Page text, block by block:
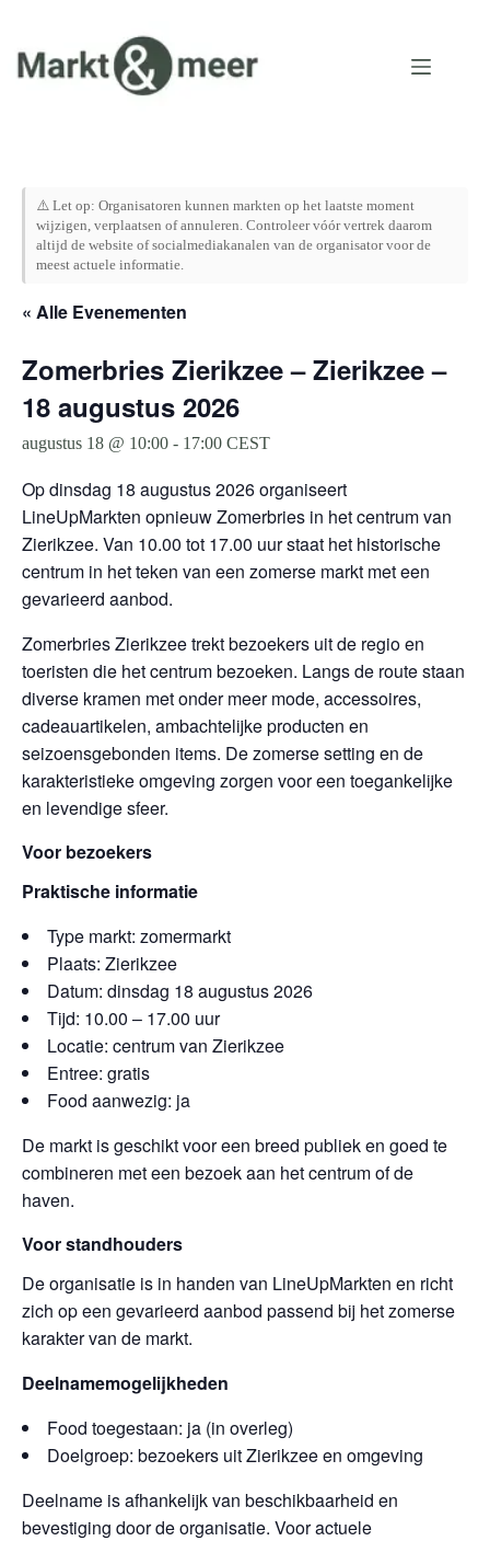
inhoud
⚠️ Let op: Organisatoren kunnen markten op het laatste moment
wijzigen, verplaatsen of annuleren. Controleer vóór vertrek daarom
altijd de website of socialmediakanalen van de organisator voor de
meest actuele informatie.
« Alle Evenementen
Zomerbries Zierikzee – Zierikzee –
18 augustus 2026
augustus 18 @ 10:00 - 17:00 CEST
Op dinsdag 18 augustus 2026 organiseert
LineUpMarkten opnieuw Zomerbries in het centrum van
Zierikzee. Van 10.00 tot 17.00 uur staat het historische
centrum in het teken van een zomerse markt met een
gevarieerd aanbod.
Zomerbries Zierikzee trekt bezoekers uit de regio en
toeristen die het centrum bezoeken. Langs de route staan
diverse kramen met onder meer mode, accessoires,
cadeauartikelen, ambachtelijke producten en
seizoensgebonden items. De zomerse setting en de
karakteristieke omgeving zorgen voor een toegankelijke
en levendige sfeer.
Voor bezoekers
Praktische informatie
Type markt: zomermarkt
Plaats: Zierikzee
Datum: dinsdag 18 augustus 2026
Tijd: 10.00 – 17.00 uur
Locatie: centrum van Zierikzee
Entree: gratis
Food aanwezig: ja
De markt is geschikt voor een breed publiek en goed te
combineren met een bezoek aan het centrum of de
haven.
Voor standhouders
De organisatie is in handen van LineUpMarkten en richt
zich op een gevarieerd aanbod passend bij het zomerse
karakter van de markt.
Deelnamemogelijkheden
Food toegestaan: ja (in overleg)
Doelgroep: bezoekers uit Zierikzee en omgeving
Deelname is afhankelijk van beschikbaarheid en
bevestiging door de organisatie. Voor actuele